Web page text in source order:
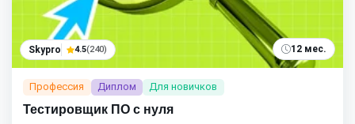
Skypro 4.5(240) 12 мес.
Профессия Диплом Для новичков
Тестировщик ПО с нуля